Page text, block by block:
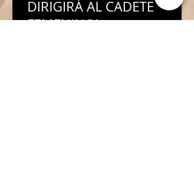
DIRIGIRÁ AL CADETE
FEMENINO!